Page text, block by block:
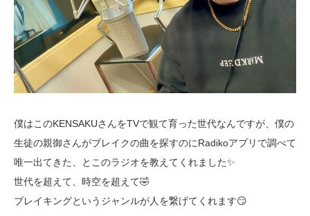
僕はこのKENSAKUさんをTVで観て育った世代なんですが、僕の
生徒の親御さんがブレイクの曲を探すのにRadikoアプリで調べて
唯一出てきた、とこのラジオを教えてくれました✨
世代を超えて、時空を超えて🤣
ブレイキングというジャンルが人を繋げてくれます😏